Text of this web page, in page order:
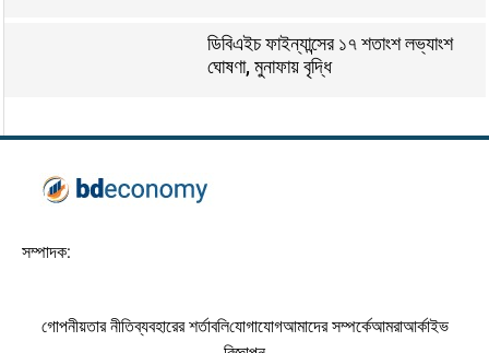
ডিবিএইচ ফাইন্যান্সের ১৭ শতাংশ লভ্যাংশ
ঘোষণা, মুনাফায় বৃদ্ধি
সম্পাদক:
গোপনীয়তার নীতিব্যবহারের শর্তাবলিযোগাযোগআমাদের সম্পর্কেআমরাআর্কাইভ